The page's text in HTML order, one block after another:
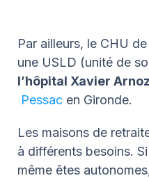
Par ailleurs, le CHU
une USLD (unité de
l’hôpital Xavier
Pessac en Gironde.
Les maisons de
à différents besoins.
même êtes